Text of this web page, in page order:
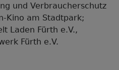
und Verbraucherschutz
Kino am Stadtpark;
Laden Fürth e.V.,
Fürth e.V.